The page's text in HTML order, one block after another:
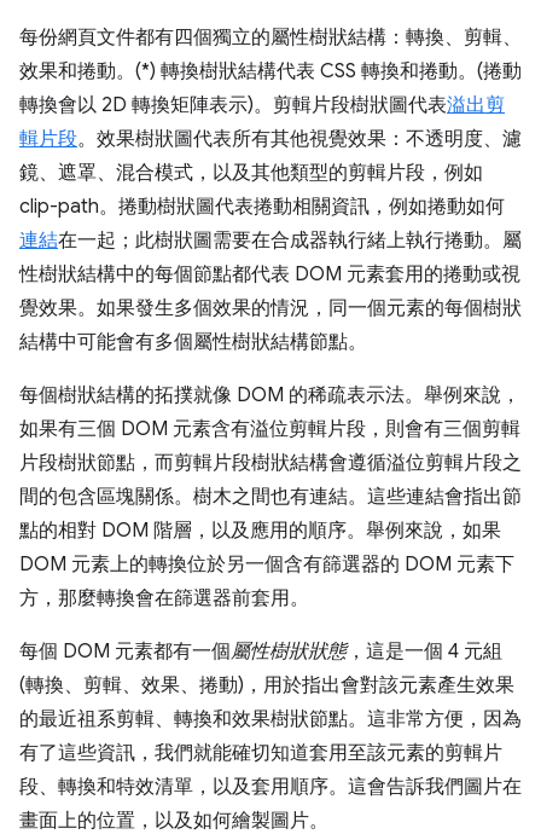
每份網頁文件都有四個獨立的屬性樹狀結構：轉換、剪輯、
效果和捲動。(*) 轉換樹狀結構代表 CSS 轉換和捲動。(捲動
轉換會以 2D 轉換矩陣表示)。剪輯片段樹狀圖代表溢出剪
輯片段。效果樹狀圖代表所有其他視覺效果：不透明度、濾
鏡、遮罩、混合模式，以及其他類型的剪輯片段，例如
clip-path。捲動樹狀圖代表捲動相關資訊，例如捲動如何
連結在一起；此樹狀圖需要在合成器執行緒上執行捲動。屬
性樹狀結構中的每個節點都代表 DOM 元素套用的捲動或視
覺效果。如果發生多個效果的情況，同一個元素的每個樹狀
結構中可能會有多個屬性樹狀結構節點。
每個樹狀結構的拓撲就像 DOM 的稀疏表示法。舉例來說，
如果有三個 DOM 元素含有溢位剪輯片段，則會有三個剪輯
片段樹狀節點，而剪輯片段樹狀結構會遵循溢位剪輯片段之
間的包含區塊關係。樹木之間也有連結。這些連結會指出節
點的相對 DOM 階層，以及應用的順序。舉例來說，如果
DOM 元素上的轉換位於另一個含有篩選器的 DOM 元素下
方，那麼轉換會在篩選器前套用。
每個 DOM 元素都有一個屬性樹狀狀態，這是一個 4 元組
(轉換、剪輯、效果、捲動)，用於指出會對該元素產生效果
的最近祖系剪輯、轉換和效果樹狀節點。這非常方便，因為
有了這些資訊，我們就能確切知道套用至該元素的剪輯片
段、轉換和特效清單，以及套用順序。這會告訴我們圖片在
畫面上的位置，以及如何繪製圖片。